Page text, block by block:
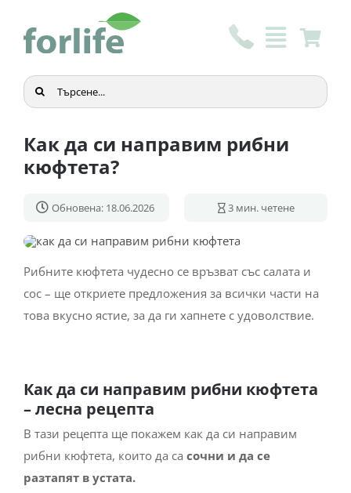
content
Търсене
...
Как да си направим рибни
кюфтета?
Обновена: 18.06.2026 3 мин. четене
Рибните кюфтета чудесно се връзват със салата и
сос – ще откриете предложения за всички части на
това вкусно ястие, за да ги хапнете с удоволствие.
Как да си направим рибни кюфтета
– лесна рецепта
В тази рецепта ще покажем как да си направим
рибни кюфтета, които да са сочни и да се
разтапят в устата.